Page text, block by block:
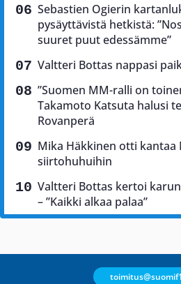
Sebastien Ogierin
pysäyttävistä hetkistä:
suuret puut edessämme”
Valtteri Bottas nappasi
”Suomen MM-ralli on
Takamoto Katsuta halusi
Rovanperä
Mika Häkkinen otti kantaa
siirtohuhuihin
Valtteri Bottas kertoi
– ”Kaikki alkaa palaa”